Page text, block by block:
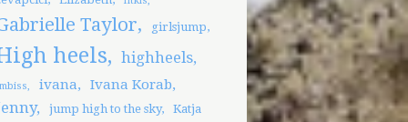
Taylor girlsjump
heels highheels
ivana Ivana Korab
jump high to the sky Katja